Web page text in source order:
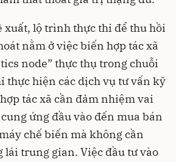
xuất, lộ trình thực thi để thu hồi
nằm ở việc biến hợp tác xã
node” thực thụ trong chuỗi
thực hiện các dịch vụ tư vấn kỹ
tác xã cần đảm nhiệm vai
ứng đầu vào đến mua bán
chế biến mà không cần
lái trung gian. Việc đầu tư vào